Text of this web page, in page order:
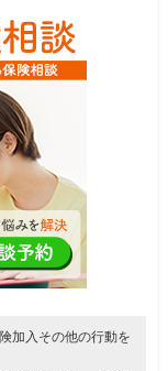
加入その他の行動を